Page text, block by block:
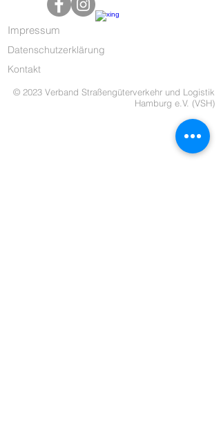
Impressum
Datenschutzerklärung
Kontakt
© 2023 Verband Straßengüterverkehr und Logistik
Hamburg e.V. (VSH)